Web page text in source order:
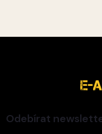
Odebírat